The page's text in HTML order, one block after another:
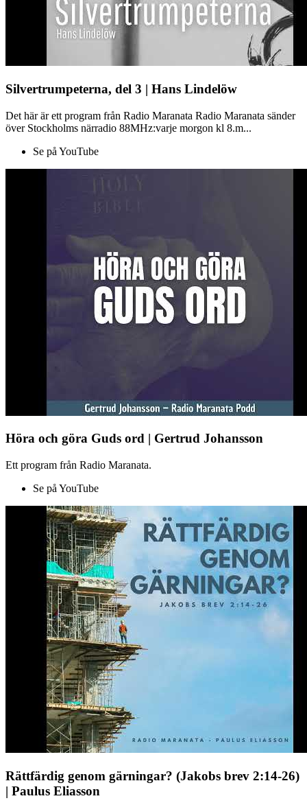
Silvertrumpeterna, del 3 | Hans Lindelöw
Det här är ett program från Radio Maranata Radio Maranata sänder
över Stockholms närradio 88MHz:varje morgon kl 8.m...
Se på YouTube
Höra och göra Guds ord | Gertrud Johansson
Ett program från Radio Maranata.
Se på YouTube
Rättfärdig genom gärningar? (Jakobs brev 2:14-26)
| Paulus Eliasson